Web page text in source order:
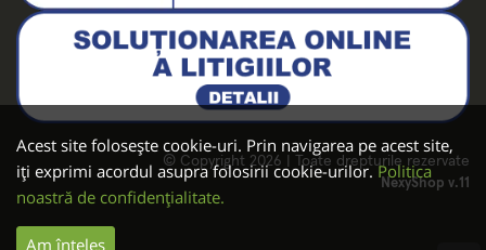
Acest site folosește cookie-uri. Prin navigarea pe acest site,
iți exprimi acordul asupra folosirii cookie-urilor.Politica
noastră de confidențialitate.
Am înțeles
© Copyright 2026 | Toate drepturile rezervate
NexyShop v.11